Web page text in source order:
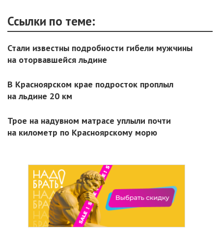
Ссылки по теме:
Стали известны подробности гибели мужчины
на оторвавшейся льдине
В Красноярском крае подросток проплыл
на льдине 20 км
Трое на надувном матрасе уплыли почти
на километр по Красноярскому морю